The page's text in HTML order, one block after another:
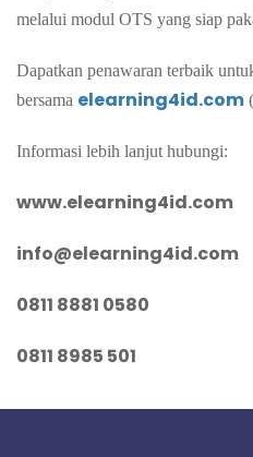
melalui modul OTS yang siap
Dapatkan penawaran terbaik
bersama elearning4id.com
Informasi lebih lanjut hubungi:
www.elearning4id.com
info@elearning4id.com
0811 8881 0580
0811 8985 501